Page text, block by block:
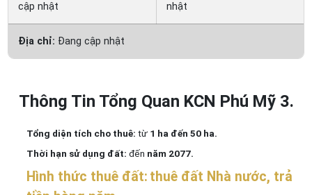
cập nhật
nhật
Địa chỉ: Đang cập nhật
Thông Tin Tổng Quan KCN Phú Mỹ 3.
Tổng diện tích cho thuê: từ 1 ha đến 50 ha.
Thời hạn sử dụng đất: đến năm 2077.
Hình thức thuê đất: thuê đất Nhà nước, trả